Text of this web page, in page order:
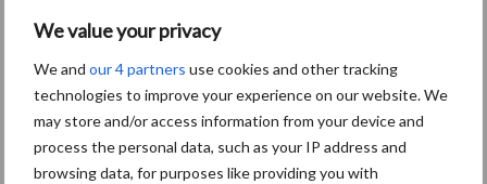
We value your privacy
We and our 4 partners use cookies and other tracking
technologies to improve your experience on our website. We
may store and/or access information from your device and
process the personal data, such as your IP address and
browsing data, for purposes like providing you with
Themapagina's
Diergezondheid Bemesting Fokkerij